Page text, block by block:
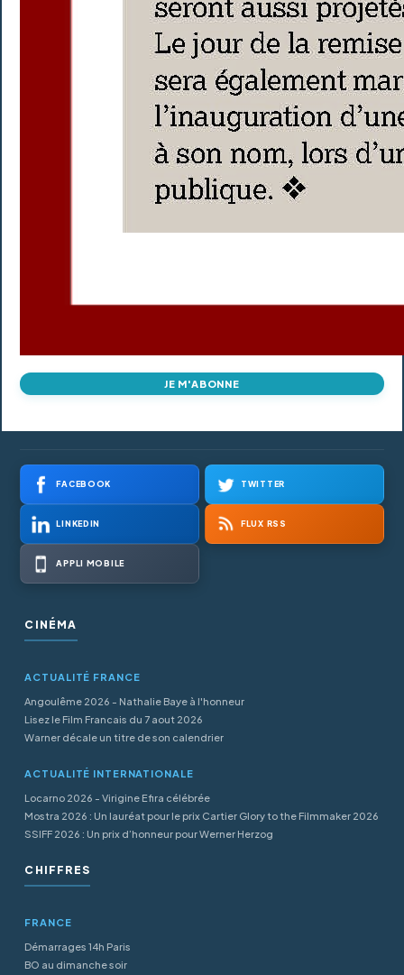
JE M'ABONNE
FACEBOOK TWITTER
LINKEDIN FLUX RSS
APPLI MOBILE
CINÉMA
ACTUALITÉ FRANCE
Angoulême 2026 - Nathalie Baye à l'honneur
Lisez le Film Francais du 7 aout 2026
Warner décale un titre de son calendrier
ACTUALITÉ INTERNATIONALE
Locarno 2026 - Virigine Efira célébrée
Mostra 2026 : Un lauréat pour le prix Cartier Glory to the Filmmaker 2026
SSIFF 2026 : Un prix d’honneur pour Werner Herzog
CHIFFRES
FRANCE
Démarrages 14h Paris
BO au dimanche soir